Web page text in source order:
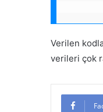
Verilen
verileri çok